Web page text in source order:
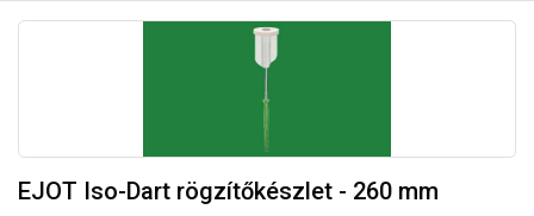
EJOT Iso-Dart rögzítőkészlet - 260 mm